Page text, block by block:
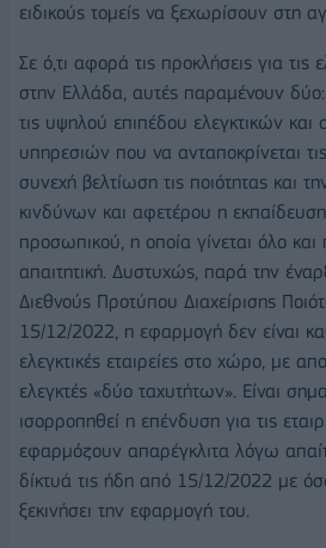
ειδικούς τομείς να ξεχωρίσουν στη
Σε ό,τι αφορά τις προκλήσεις για τις
στην Ελλάδα, αυτές παραμένουν
τις υψηλού επιπέδου ελεγκτικών και
υπηρεσιών που να ανταποκρίνεται
συνεχή βελτίωση τις ποιότητας και
κινδύνων και αφετέρου η εκπαίδευση
προσωπικού, η οποία γίνεται όλο και
απαιτητική. Δυστυχώς, παρά την
Διεθνούς Προτύπου Διαχείρισης
15/12/2022, η εφαρμογή δεν είναι
ελεγκτικές εταιρείες στο χώρο, με
ελεγκτές «δύο ταχυτήτων». Είναι
ισορροπηθεί η επένδυση για τις
εφαρμόζουν απαρέγκλιτα λόγω
δίκτυά τις ήδη από 15/12/2022 με
ξεκινήσει την εφαρμογή του.